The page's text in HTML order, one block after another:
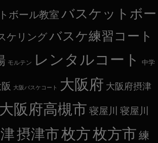
ボール教室 バスケットボー
ケリングバスケ練習コート
モルテン レンタルコート 中学
大阪バスケコート 大阪府 大阪府摂津
大阪府高槻市 寝屋川 寝屋川
摂津市枚方枚方市 練